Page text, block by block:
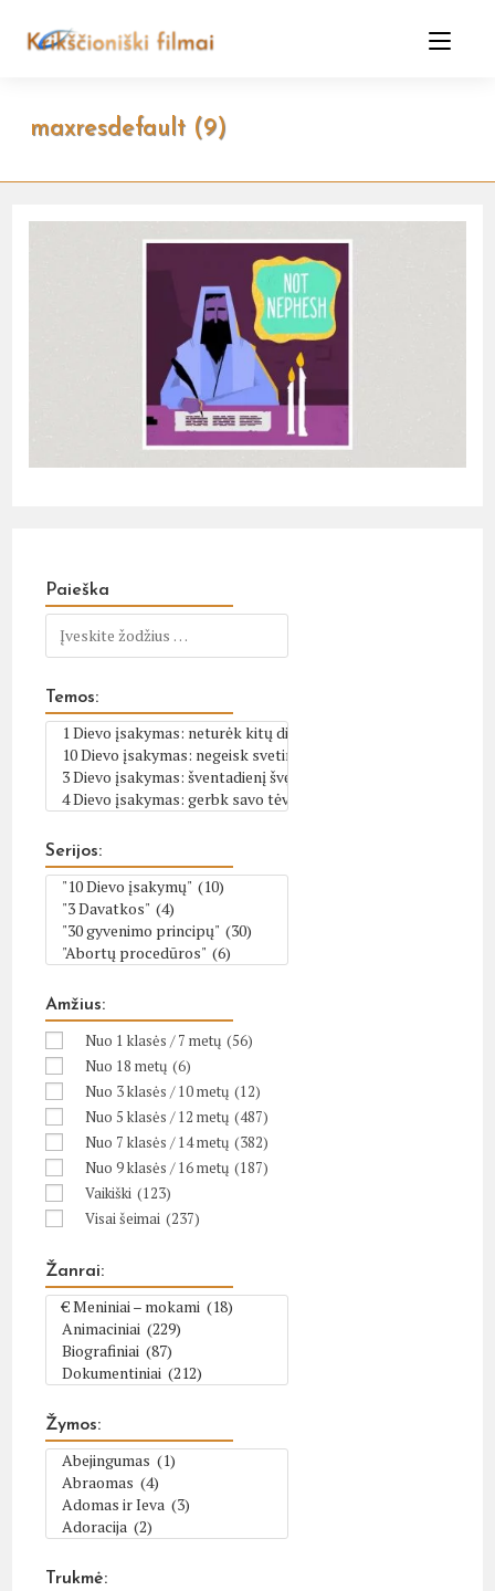
maxresdefault (9)
Paieška
Temos:
Serijos:
Amžius:
Nuo 1 klasės / 7 metų (56)
Nuo 18 metų (6)
Nuo 3 klasės / 10 metų (12)
Nuo 5 klasės / 12 metų (487)
Nuo 7 klasės / 14 metų (382)
Nuo 9 klasės / 16 metų (187)
Vaikiški (123)
Visai šeimai (237)
Žanrai:
Žymos:
Trukmė: